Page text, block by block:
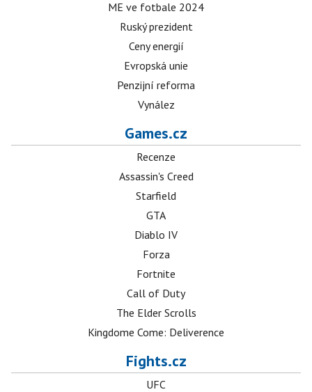
ME ve fotbale 2024
Ruský prezident
Ceny energií
Evropská unie
Penzijní reforma
Vynález
Games.cz
Recenze
Assassin's Creed
Starfield
GTA
Diablo IV
Forza
Fortnite
Call of Duty
The Elder Scrolls
Kingdome Come: Deliverence
Fights.cz
UFC